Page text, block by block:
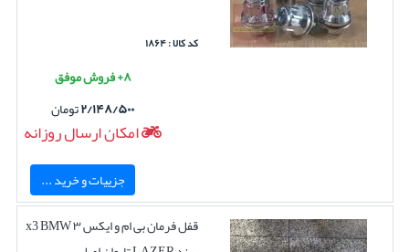
کد کالا : ۱۸۶۴
۸+ فروش موفق
۲/۱۴۸/۵۰۰تومان
امکان ارسال روزانه
جزییات و خرید ...
قفل فرمان بی ام و ایکس ۳ x3 BMW